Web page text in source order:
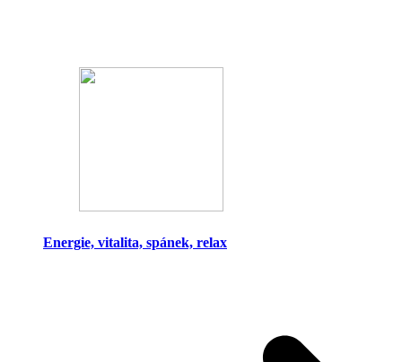
Energie, vitalita, spánek, relax